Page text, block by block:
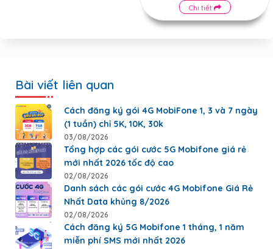
Chi tiết
Bài viết liên quan
Cách đăng ký gói 4G MobiFone 1, 3 và 7 ngày
(1 tuần) chỉ 5K, 10K, 30k
03/08/2026
Tổng hợp các gói cước 5G Mobifone giá rẻ
mới nhất 2026 tốc độ cao
02/08/2026
Danh sách các gói cước 4G Mobifone Giá Rẻ
Nhất Data khủng 8/2026
02/08/2026
Cách đăng ký 5G Mobifone 1 tháng, 1 năm
miễn phí SMS mới nhất 2026